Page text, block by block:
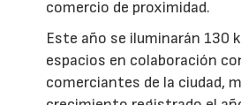
comercio de proximidad.
Este año se iluminarán 130
espacios en colaboración
comerciantes de la ciudad,